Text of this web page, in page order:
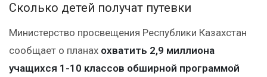
Сколько детей получат путевки
Министерство просвещения Республики Казахстан
сообщает о планах охватить 2,9 миллиона
учащихся 1-10 классов обширной программой